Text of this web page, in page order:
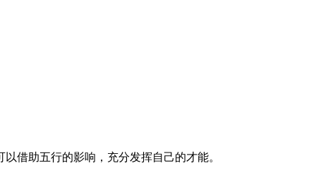
借助五行的影响，充分发挥自己的才能。